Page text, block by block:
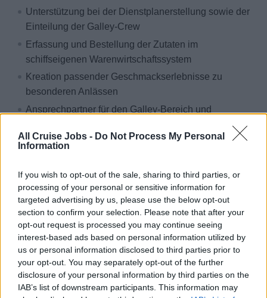
All Cruise Jobs - Do Not Process My Personal
Information
If you wish to opt-out of the sale, sharing to third parties, or
processing of your personal or sensitive information for
targeted advertising by us, please use the below opt-out
section to confirm your selection. Please note that after your
opt-out request is processed you may continue seeing
interest-based ads based on personal information utilized by
us or personal information disclosed to third parties prior to
your opt-out. You may separately opt-out of the further
disclosure of your personal information by third parties on the
IAB’s list of downstream participants. This information may
Unterstützung bei der Dienstplanerstellung sowie der
Einteilung der Galley-Crew
Erfassung und Bestellung der Zutaten im
schiffseigenen Warenwirtschaftssystem
Kreation passender Geschmackserlebnisse zu
besonderen Anlässen
Ansprechpartner für den Galley-Bereich und
Fachliche und disziplinarische Führung der Sous
Vertragsdauer deines ersten Einsatzes: 4 Monate,
anschließende Folgeverträge möglich
Warum sea chefs?
Das bieten wir dir:
Die schönsten Ziele der Erde
Bezahlte An- & Abreise